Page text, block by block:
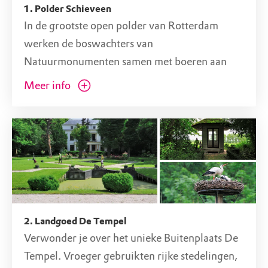
1. Polder Schieveen
In de grootste open polder van Rotterdam
werken de boswachters van
Natuurmonumenten samen met boeren aan
een plek voor oer-Hollandse weidevogels zoals
of een van de struinroutes!
Meer info
2. Landgoed De Tempel
Verwonder je over het unieke Buitenplaats De
Tempel. Vroeger gebruikten rijke stedelingen,